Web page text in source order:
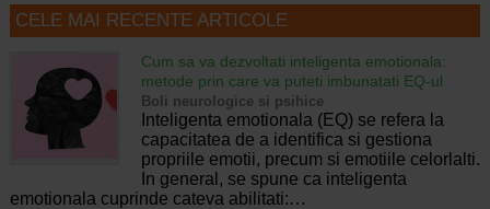
CELE MAI RECENTE ARTICOLE
Cum sa va dezvoltati inteligenta emotionala:
metode prin care va puteti imbunatati EQ-ul
Boli neurologice si psihice
Inteligenta emotionala (EQ) se refera la
capacitatea de a identifica si gestiona
propriile emotii, precum si emotiile celorlalti.
In general, se spune ca inteligenta
emotionala cuprinde cateva abilitati:…